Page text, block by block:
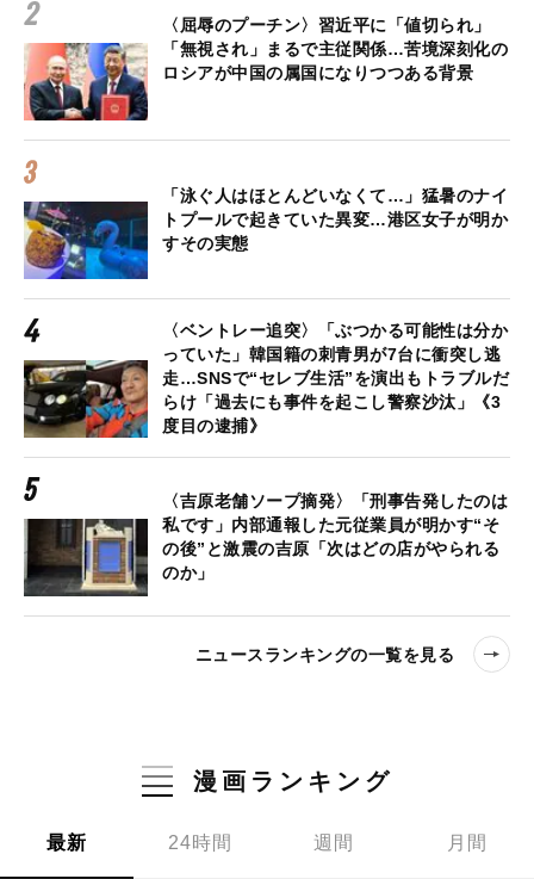
〈屈辱のプーチン〉習近平に「値切られ」
「無視され」まるで主従関係…苦境深刻化の
ロシアが中国の属国になりつつある背景
「泳ぐ人はほとんどいなくて…」猛暑のナイ
トプールで起きていた異変…港区女子が明か
すその実態
〈ベントレー追突〉「ぶつかる可能性は分か
っていた」韓国籍の刺青男が7台に衝突し逃
走…SNSで“セレブ生活”を演出もトラブルだ
らけ「過去にも事件を起こし警察沙汰」《3
度目の逮捕》
〈吉原老舗ソープ摘発〉「刑事告発したのは
私です」内部通報した元従業員が明かす“そ
の後”と激震の吉原「次はどの店がやられる
のか」
ニュースランキングの一覧を見る
漫画ランキング
最新 24時間 週間 月間